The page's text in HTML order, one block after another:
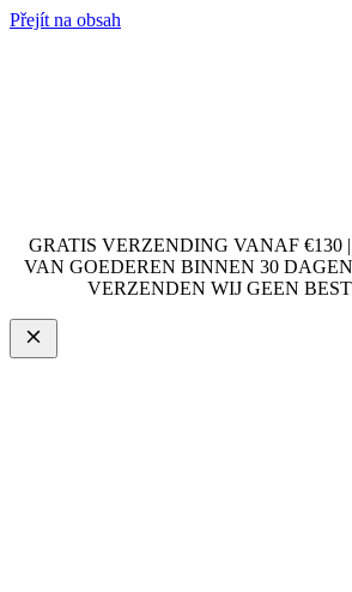
Přejít na obsah
GRATIS VERZENDING VANAF €130
VAN GOEDEREN BINNEN 30
VERZENDEN WIJ GEEN